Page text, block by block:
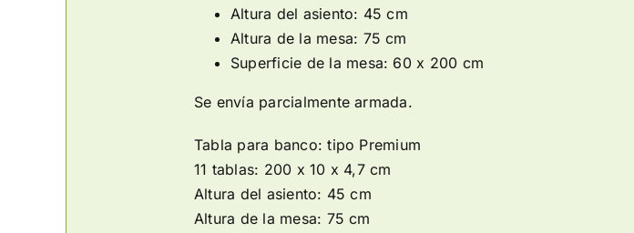
Altura del asiento: 45 cm
Altura de la mesa: 75 cm
Superficie de la mesa: 60 x 200 cm
Se envía parcialmente armada.
Tabla para banco: tipo Premium
11 tablas: 200 x 10 x 4,7 cm
Altura del asiento: 45 cm
Altura de la mesa: 75 cm